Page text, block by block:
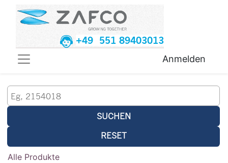
+49 551 89403013
Anmelden
SUCHEN
RESET
Alle Produkte